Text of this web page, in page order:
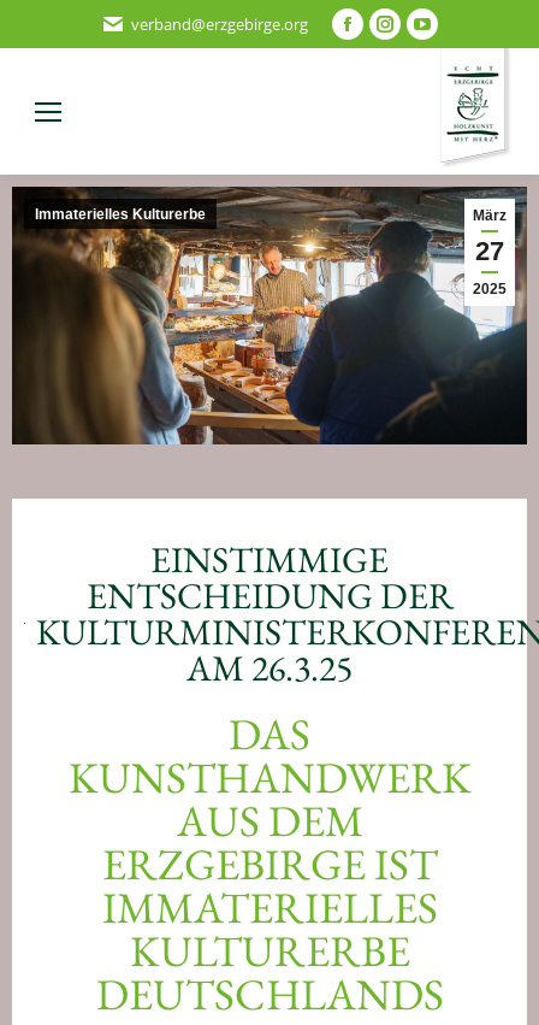
verband@erzgebirge.org
März
27
2025
Immaterielles Kulturerbe
EINSTIMMIGE
ENTSCHEIDUNG DER
AM 26.3.25
DAS
KUNSTHANDWERK
AUS DEM
ERZGEBIRGE IST
IMMATERIELLES
KULTURERBE
DEUTSCHLANDS